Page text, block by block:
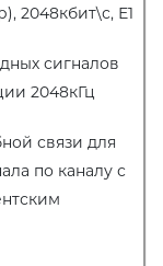
2048кбит\с, Е1
сигналов
2048кГц
связи для
по каналу с